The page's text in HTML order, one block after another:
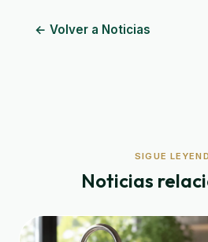
← Volver a Noticias
SIGUE
Noticias